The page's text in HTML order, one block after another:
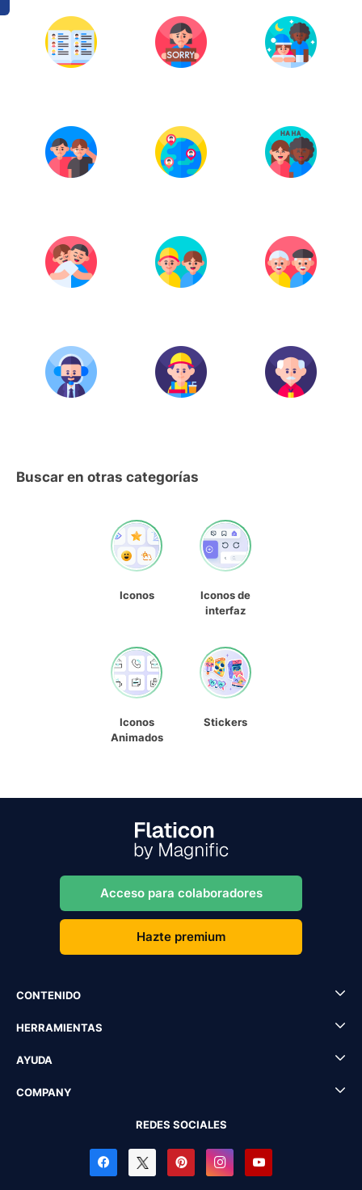
Buscar en otras categorías
Iconos
Iconos de
interfaz
Iconos
Animados
Stickers
Acceso para colaboradores
Hazte premium
CONTENIDO
HERRAMIENTAS
AYUDA
COMPANY
REDES SOCIALES